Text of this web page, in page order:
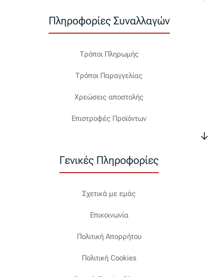
Πληροφορίες Συναλλαγών
Τρόποι Πληρωμής
Τρόποι Παραγγελίας
Χρεώσεις αποστολής
Επιστροφές Προϊόντων
Γενικές Πληροφορίες
Σχετικά με εμάς
Επικοινωνία
Πολιτική Απορρήτου
Πολιτική Cookies